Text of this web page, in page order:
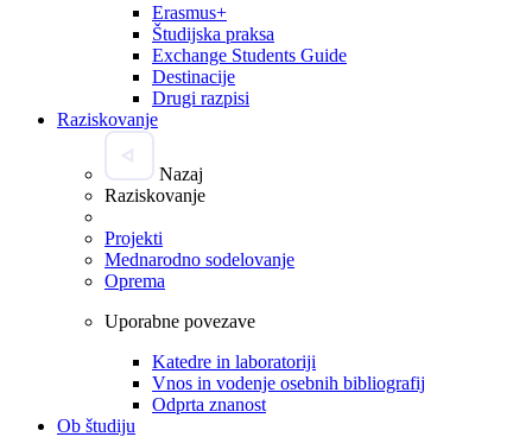
Erasmus+
Študijska praksa
Exchange Students Guide
Destinacije
Drugi razpisi
Raziskovanje
Nazaj
Raziskovanje
Projekti
Mednarodno sodelovanje
Oprema
Uporabne povezave
Katedre in laboratoriji
Vnos in vodenje osebnih bibliografij
Odprta znanost
Ob študiju